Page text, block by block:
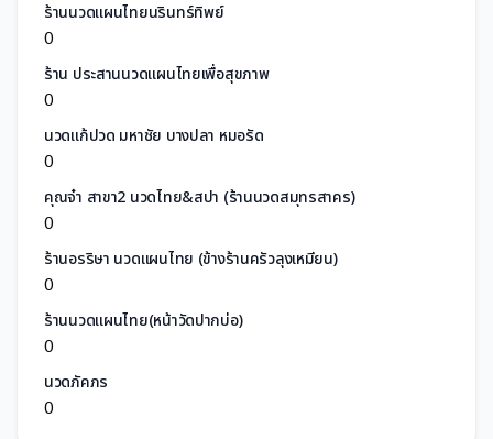
ร้านนวดแผนไทยนรินทร์ทิพย์
0
ร้าน ประสานนวดแผนไทยเพื่อสุขภาพ
0
นวดแก้ปวด มหาชัย บางปลา หมอรัด
0
คุณจ๋า สาขา2 นวดไทย&สปา (ร้านนวดสมุทรสาคร)
0
ร้านอรริษา นวดแผนไทย (ข้างร้านครัวลุงเหมียน)
0
ร้านนวดแผนไทย(หน้าวัดปากบ่อ)
0
นวดภัคภร
0